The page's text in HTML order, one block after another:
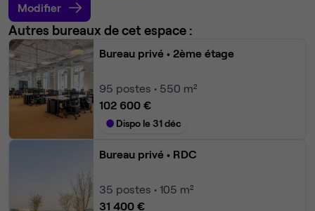
Modifier
Autres bureaux de cet espace :
Bureau privé • 2ème étage
95 postes • 550 m²
102 600 €
Dispo le 31 déc
Bureau privé • RDC
35 postes • 105 m²
31 400 €